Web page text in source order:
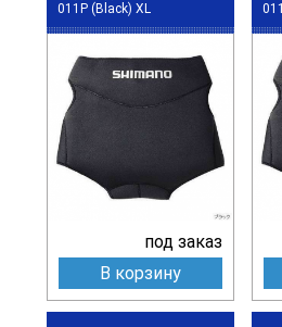
011P (Black) XL
под заказ
В корзину